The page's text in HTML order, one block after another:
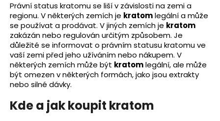
Právní status kratomu se liší v závislosti na zemi a
regionu. V některých zemích je kratomlegální a může
se používat a prodávat. V jiných zemích je kratom
zakázán nebo regulován určitým způsobem. Je
důležité se informovat o právním statusu kratomu ve
vaší zemi před jeho užíváním nebo nákupem. V
některých zemích může být kratomlegální, ale může
být omezen v některých formách, jako jsou extrakty
nebo silné dávky.
Kde a jak koupit kratom